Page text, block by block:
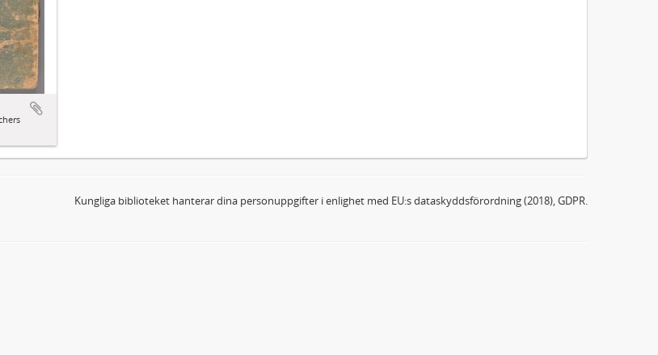
Kungliga biblioteket hanterar dina personuppgifter i enlighet med EU:s dataskyddsförordning (2018), GDPR.